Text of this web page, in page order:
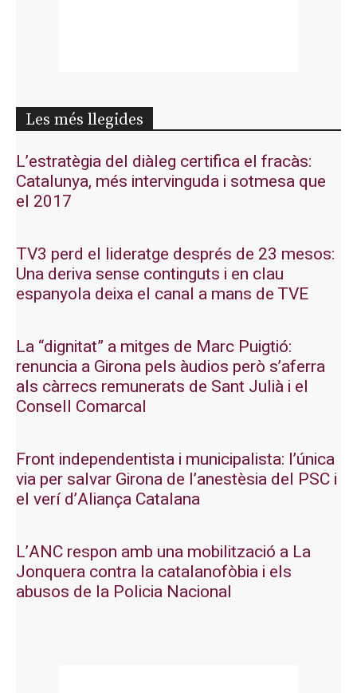
Les més llegides
L’estratègia del diàleg certifica el fracàs:
Catalunya, més intervinguda i sotmesa que
el 2017
TV3 perd el lideratge després de 23 mesos:
Una deriva sense continguts i en clau
espanyola deixa el canal a mans de TVE
La “dignitat” a mitges de Marc Puigtió:
renuncia a Girona pels àudios però s’aferra
als càrrecs remunerats de Sant Julià i el
Consell Comarcal
Front independentista i municipalista: l’única
via per salvar Girona de l’anestèsia del PSC i
el verí d’Aliança Catalana
L’ANC respon amb una mobilització a La
Jonquera contra la catalanofòbia i els
abusos de la Policia Nacional